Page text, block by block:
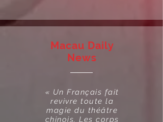
Macau Daily
News
« Un Français fait
revivre toute la
magie du théâtre
chinois. Les corps